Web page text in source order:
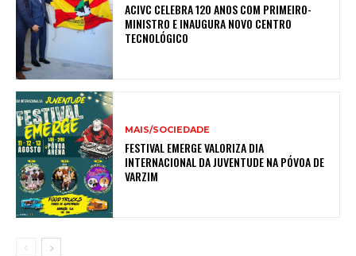
ACIVC CELEBRA 120 ANOS COM PRIMEIRO-
MINISTRO E INAUGURA NOVO CENTRO
TECNOLÓGICO
MAIS/SOCIEDADE
FESTIVAL EMERGE VALORIZA DIA
INTERNACIONAL DA JUVENTUDE NA PÓVOA DE
VARZIM